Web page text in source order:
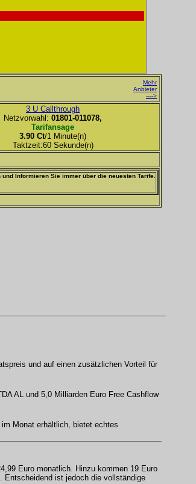
Mehr
Anbieter
---->
3 U Callthrough
Netzvorwahl: 01801-011078,
Tarifansage
3.90 Ct/1 Minute(n)
Taktzeit:60 Sekunde(n)
Informieren Sie immer über die neuesten Tarife.
und auf einen zusätzlichen Vorteil für
AL und 5,0 Milliarden Euro Free Cashflow
Monat erhältlich, bietet echtes
Euro monatlich. Hinzu kommen 19 Euro
Entscheidend ist jedoch die vollständige